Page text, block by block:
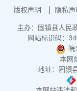
版权声明 隐私声
主办：固镇县人民
网站标识码：
皖
本网
地址：固镇